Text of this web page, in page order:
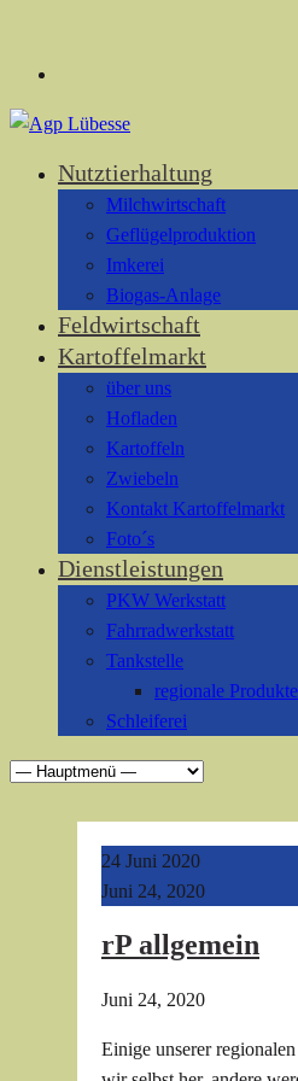
Nutztierhaltung
Milchwirtschaft
Geflügelproduktion
Imkerei
Biogas-Anlage
Feldwirtschaft
Kartoffelmarkt
über uns
Hofladen
Kartoffeln
Zwiebeln
Kontakt Kartoffelmarkt
Foto´s
Dienstleistungen
PKW Werkstatt
Fahrradwerkstatt
Tankstelle
regionale Produkte
Schleiferei
24 Juni 2020
Juni 24, 2020
rP allgemein
Juni 24, 2020
Einige unserer